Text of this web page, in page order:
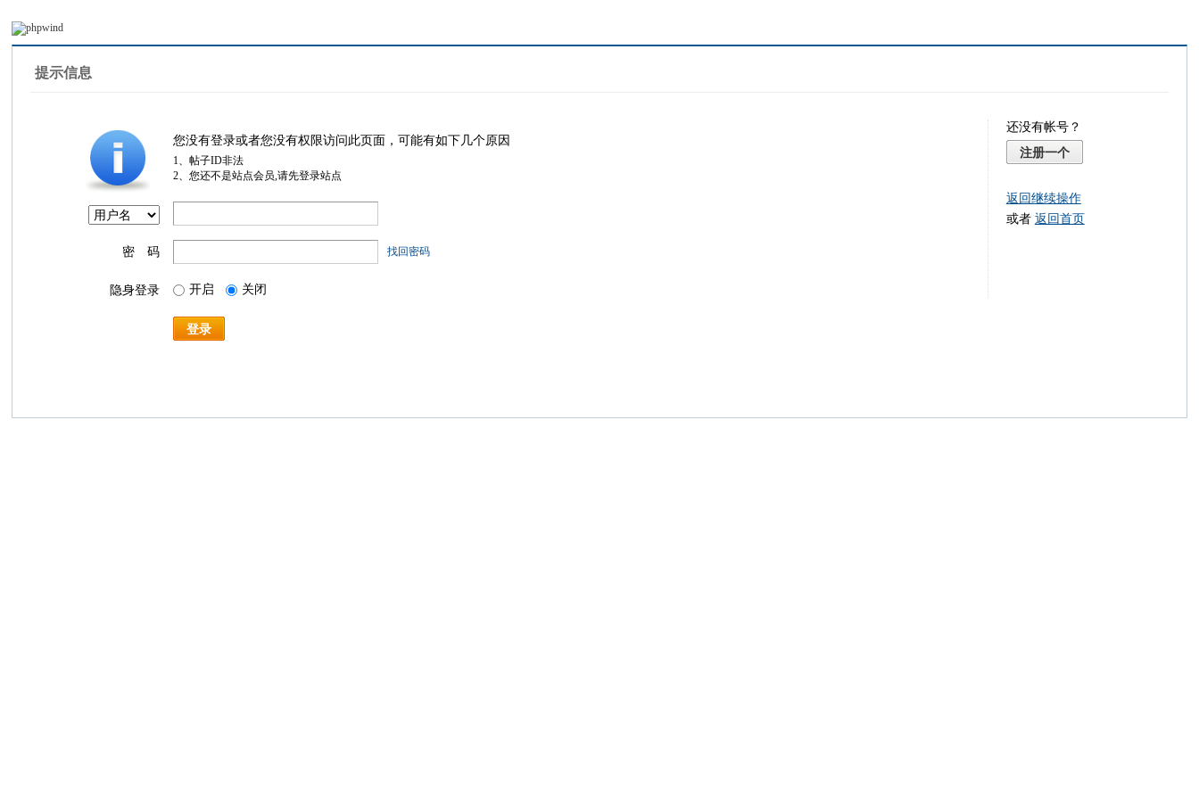
提示信息
您没有登录或者您没有权限访问此页面，可能有如下几个原因
1、帖子ID非法
2、您还不是站点会员,请先登录站点
密 码 找回密码
隐身登录 开启 关闭
登录
还没有帐号？
注册一个
返回继续操作
或者 返回首页